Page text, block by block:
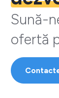
Sună-
ofertă